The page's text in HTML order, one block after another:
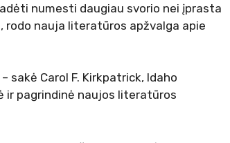
numesti daugiau svorio nei įprasta
rodo nauja literatūros apžvalga apie
sakė Carol F. Kirkpatrick, Idaho
pagrindinė naujos literatūros